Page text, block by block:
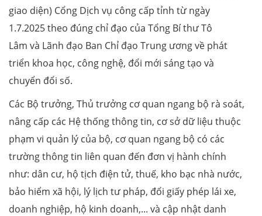
giao diện) Cổng Dịch vụ công cấp tỉnh từ ngày
1.7.2025 theo đúng chỉ đạo của Tổng Bí thư Tô
Lâm và Lãnh đạo Ban Chỉ đạo Trung ương về phát
triển khoa học, công nghệ, đổi mới sáng tạo và
chuyển đổi số.
Các Bộ trưởng, Thủ trưởng cơ quan ngang bộ rà soát,
nâng cấp các Hệ thống thông tin, cơ sở dữ liệu thuộc
phạm vi quản lý của bộ, cơ quan ngang bộ có các
trường thông tin liên quan đến đơn vị hành chính
như: dân cư, hộ tịch điện tử, thuế, kho bạc nhà nước,
bảo hiểm xã hội, lý lịch tư pháp, đổi giấy phép lái xe,
doanh nghiệp, hộ kinh doanh,... và cập nhật danh